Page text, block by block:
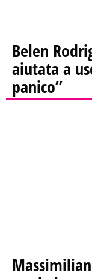
Belen
aiutata a
panico”